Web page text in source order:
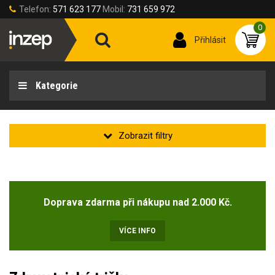
Telefon: 571 623 177 Mobil: 731 659 972
Přihlásit
0
Kategorie
Velikost oděvů
50-M(247)
Doprava zdarma při nákupu nad 2.000 Kč.
VÍCE INFO